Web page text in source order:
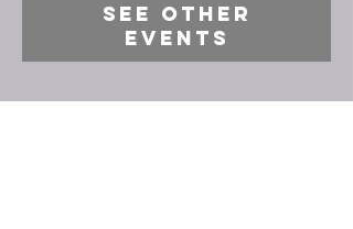
See other
events